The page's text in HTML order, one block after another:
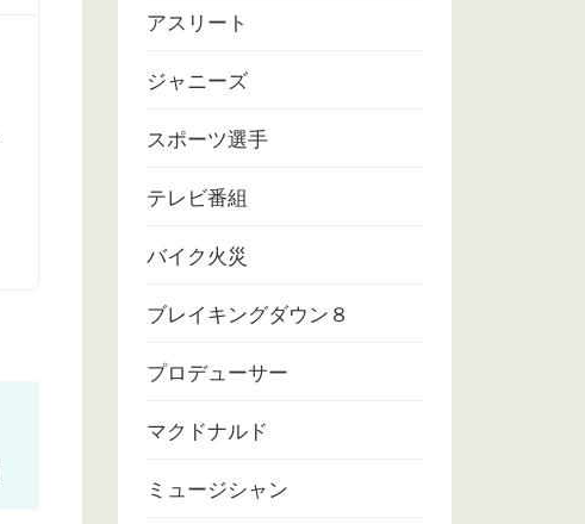
アスリート
ジャニーズ
スポーツ選手
テレビ番組
バイク火災
ブレイキングダウン８
プロデューサー
マクドナルド
ミュージシャン